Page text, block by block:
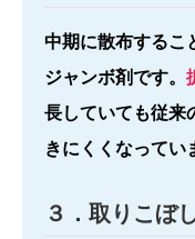
中期に散布するこ
ジャンボ剤です。
長していても従来
きにくくなってい
３．取りこぼ